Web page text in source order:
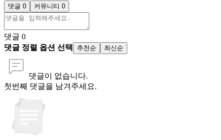
댓글 0 커뮤니티 0
댓글 0
댓글 정렬 옵션 선택
추천순 최신순
댓글이 없습니다.
첫번째 댓글을 남겨주세요.